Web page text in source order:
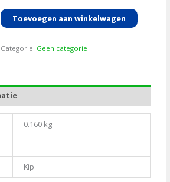
Toevoegen aan winkelwagen
Categorie: Geen categorie
0.160 kg
Kip